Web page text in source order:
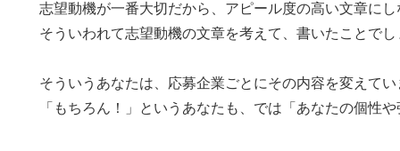
志望動機が一番大切だから、アピール度の高い文章に
そういわれて志望動機の文章を考えて、書いたことでし
そういうあなたは、応募企業ごとにその内容を変えて
「もちろん！」というあなたも、では「あなたの個性